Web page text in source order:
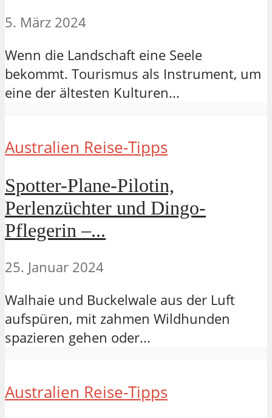
5. März 2024
Wenn die Landschaft eine Seele
bekommt. Tourismus als Instrument, um
eine der ältesten Kulturen...
Australien Reise-Tipps
Spotter-Plane-Pilotin,
Perlenzüchter und Dingo-
Pflegerin –...
25. Januar 2024
Walhaie und Buckelwale aus der Luft
aufspüren, mit zahmen Wildhunden
spazieren gehen oder...
Australien Reise-Tipps